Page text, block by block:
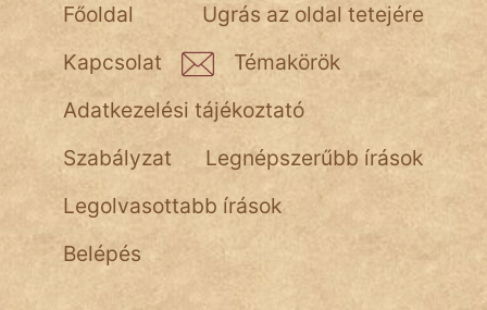
Hoffer Botond
Ugrás az oldal tetejére
Főoldal
Kapcsolat
Témakörök
Adatkezelési tájékoztató
Szabályzat
Legnépszerűbb írások
Legolvasottabb írások
Belépés